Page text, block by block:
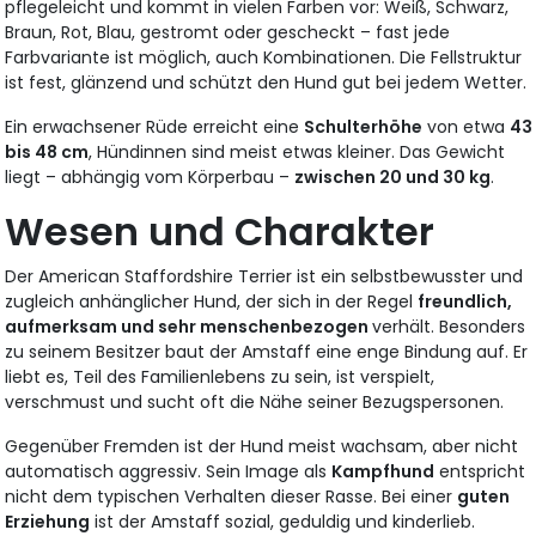
pflegeleicht und kommt in vielen Farben vor: Weiß, Schwarz,
Braun, Rot, Blau, gestromt oder gescheckt – fast jede
Farbvariante ist möglich, auch Kombinationen. Die Fellstruktur
ist fest, glänzend und schützt den Hund gut bei jedem Wetter.
Ein erwachsener Rüde erreicht eine Schulterhöhe von etwa 43
bis 48 cm, Hündinnen sind meist etwas kleiner. Das Gewicht
liegt – abhängig vom Körperbau – zwischen 20 und 30 kg.
Wesen und Charakter
Der American Staffordshire Terrier ist ein selbstbewusster und
zugleich anhänglicher Hund, der sich in der Regel freundlich,
aufmerksam und sehr menschenbezogenverhält. Besonders
zu seinem Besitzer baut der Amstaff eine enge Bindung auf. Er
liebt es, Teil des Familienlebens zu sein, ist verspielt,
verschmust und sucht oft die Nähe seiner Bezugspersonen.
Gegenüber Fremden ist der Hund meist wachsam, aber nicht
automatisch aggressiv. Sein Image als Kampfhund entspricht
nicht dem typischen Verhalten dieser Rasse. Bei einer guten
Erziehung ist der Amstaff sozial, geduldig und kinderlieb.